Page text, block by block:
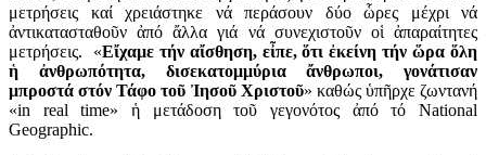
μετρήσεις καί χρειάστηκε νά περάσουν δύο ὧρες μέχρι νά
ἀντικατασταθοῦν ἀπό ἄλλα γιά νά συνεχιστοῦν οἱ ἀπαραίτητες
μετρήσεις. «Εἴχαμε τήν αἴσθηση, εἶπε, ὅτι ἐκείνη τήν ὥρα ὅλη
ἡ ἀνθρωπότητα, δισεκατομμύρια ἄνθρωποι, γονάτισαν
μπροστά στόν Τάφο τοῦ Ἰησοῦ Χριστοῦ» καθώς ὑπῆρχε ζωντανή
«in real time» ἡ μετάδοση τοῦ γεγονότος ἀπό τό National
Geographic.